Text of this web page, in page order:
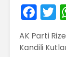
F
a
c
T
AK Parti
Kandili